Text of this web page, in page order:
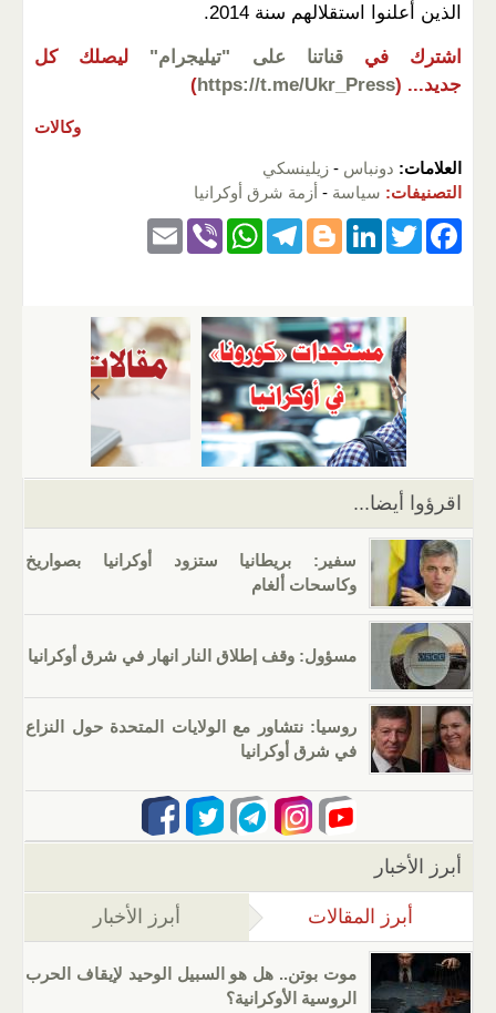
الذين أعلنوا استقلالهم سنة 2014.
اشترك في قناتنا على "تيليجرام"
ليصلك كل
جديد... (
https://t.me/Ukr_Press
)
وكالات
العلامات: دونباس - زيلينسكي
التصنيفات: سياسة - أزمة شرق أوكرانيا
F
k
T
er
Li
e
dI
n
Bl
g
er
T
gr
a
m
W
s
A
p
p
Vi
اقرؤوا أيضا...
سفير: بريطانيا ستزود أوكرانيا بصواريخ
وكاسحات ألغام
مسؤول: وقف إطلاق النار انهار في شرق أوكرانيا
روسيا: نتشاور مع الولايات المتحدة حول النزاع
في شرق أوكرانيا
أبرز الأخبار
أبرز المقالات (علامة التبويب النشطة)
أبرز الأخبار
موت بوتن.. هل هو السبيل الوحيد لإيقاف الحرب
الروسية الأوكرانية؟